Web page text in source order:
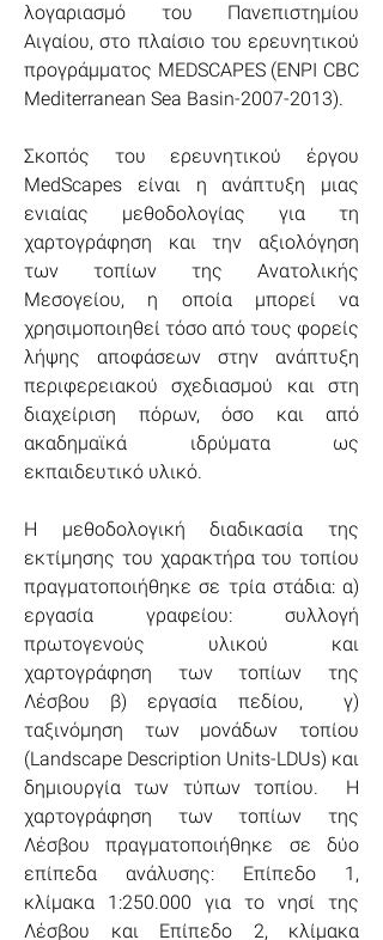
λογαριασμό του Πανεπιστημίου
Αιγαίου, στο πλαίσιο του ερευνητικού
προγράμματος MEDSCAPES (ENPI CBC
Mediterranean Sea Basin-2007-2013).
Σκοπός του ερευνητικού έργου
MedScapes είναι η ανάπτυξη μιας
ενιαίας μεθοδολογίας για τη
χαρτογράφηση και την αξιολόγηση
των τοπίων της Ανατολικής
Μεσογείου, η οποία μπορεί να
χρησιμοποιηθεί τόσο από τους φορείς
λήψης αποφάσεων στην ανάπτυξη
περιφερειακού σχεδιασμού και στη
διαχείριση πόρων, όσο και από
ακαδημαϊκά ιδρύματα ως
εκπαιδευτικό υλικό.
Η μεθοδολογική διαδικασία της
εκτίμησης του χαρακτήρα του τοπίου
πραγματοποιήθηκε σε τρία στάδια: α)
εργασία γραφείου: συλλογή
πρωτογενούς υλικού και
χαρτογράφηση των τοπίων της
Λέσβου β) εργασία πεδίου,  γ)
ταξινόμηση των μονάδων τοπίου
(Landscape Description Units-LDUs) και
δημιουργία των τύπων τοπίου.  Η
χαρτογράφηση των τοπίων της
Λέσβου πραγματοποιήθηκε σε δύο
επίπεδα ανάλυσης: Επίπεδο 1,
κλίμακα 1:250.000 για το νησί της
Λέσβου και Επίπεδο 2, κλίμακα